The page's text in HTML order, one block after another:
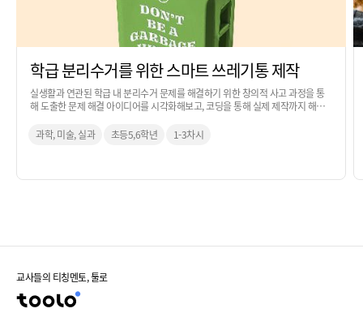
학급 분리수거를 위한 스마트 쓰레기통 제작
실생활과 연관된 학급 내 분리수거 문제를 해결하기 위한 창의적 사고 과정을 통
해 도출한 문제 해결 아이디어를 시각화해보고, 코딩을 통해 실제 제작까지 해보
과학, 미술, 실과
초등5,6학년 1-3차시
교사들의 티칭멘토, 툴로